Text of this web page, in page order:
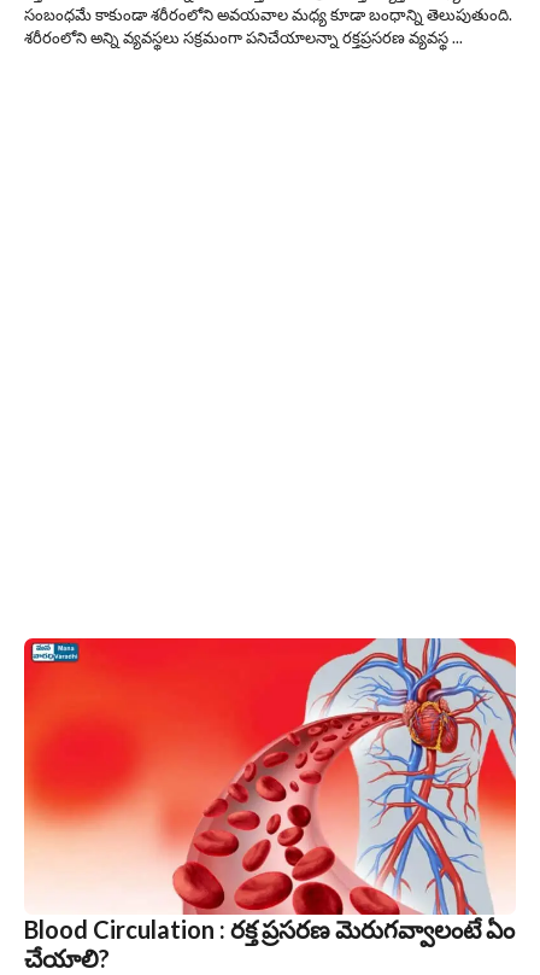
సంబంధ‌మే కాకుండా శ‌రీరంలోని అవ‌య‌వాల మ‌ధ్య కూడా బంధాన్ని తెలుపుతుంది.
శ‌రీరంలోని అన్ని వ్య‌వ‌స్థ‌లు స‌క్ర‌మంగా ప‌నిచేయాల‌న్నా ర‌క్త‌ప్ర‌స‌ర‌ణ వ్య‌వ‌స్థ ...
Blood Circulation : రక్త ప్రసరణ మెరుగవ్వాలంటే ఏం
చేయాలి?